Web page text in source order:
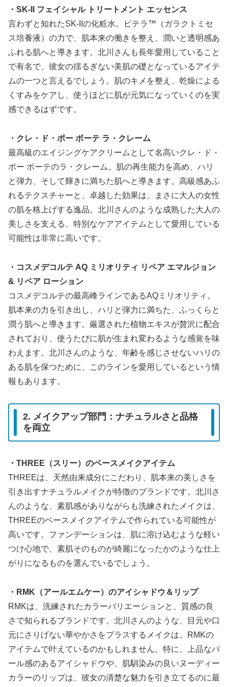
・SK-II フェイシャル トリートメント エッセンス
言わずと知れたSK-IIの化粧水。ピテラ™️（ガラクトミセ
ス培養液）の力で、肌本来の働きを整え、潤いと透明感あ
ふれる肌へと導きます。北川さんも長年愛用していること
で有名で、彼女の揺るぎない美肌の礎となっているアイテ
ムの一つと言えるでしょう。肌のキメを整え、乾燥による
くすみをケアし、使うほどに肌が元気になっていくのを実
感できるはずです。
・クレ・ド・ポー ボーテ ラ・クレーム
最高級のエイジングケアクリームとして名高いクレ・ド・
ポー ボーテのラ・クレーム。肌の再生能力を高め、ハリ
と弾力、そして輝きに満ちた肌へと導きます。高級感あふ
れるテクスチャーと、卓越した効果は、まさに大人の女性
の肌を格上げする逸品。北川さんのような成熟した大人の
美しさを支える、特別なケアアイテムとして愛用している
可能性は非常に高いです。
・コスメデコルテ AQ ミリオリティ リペア エマルジョン
& リペア ローション
コスメデコルテの最高峰ラインであるAQミリオリティ。
肌本来の力を引き出し、ハリと弾力に満ちた、ふっくらと
潤う肌へと導きます。厳選された植物エキスが贅沢に配合
されており、使うたびに肌が生まれ変わるような感覚を味
わえます。北川さんのような、年齢を感じさせないハリの
ある肌を保つために、このラインを愛用しているという情
報もあります。
2. メイクアップ部門：ナチュラルさと品格
を両立
・THREE（スリー）のベースメイクアイテム
THREEは、天然由来成分にこだわり、肌本来の美しさを
引き出すナチュラルメイクが特徴のブランドです。北川さ
んのような、素肌感がありながらも洗練されたメイクは、
THREEのベースメイクアイテムで作られている可能性が
高いです。ファンデーションは、肌に溶け込むような軽い
つけ心地で、素肌そのものが綺麗になったかのような仕上
がりになるものを選んでいるでしょう。
・RMK（アールエムケー）のアイシャドウ＆リップ
RMKは、洗練されたカラーバリエーションと、質感の良
さで知られるブランドです。北川さんのような、目元や口
元にさりげない華やかさをプラスするメイクは、RMKの
アイテムで叶えているのかもしれません。特に、上品なパ
ール感のあるアイシャドウや、肌馴染みの良いヌーディー
カラーのリップは、彼女の清楚な魅力を引き立てるのに最